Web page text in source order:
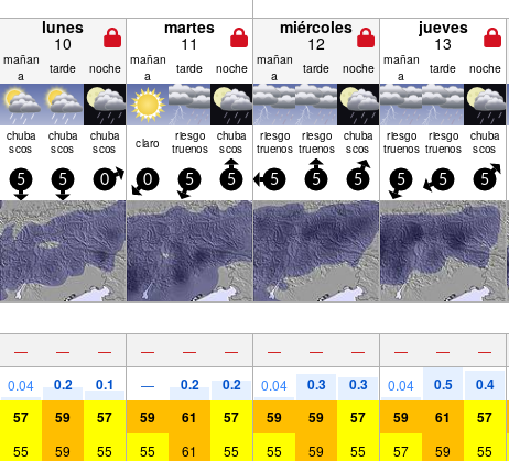
lunes
10
martes
11
miércoles
12
jueves
13
mañan
a
tarde noche mañan
a
tarde noche mañan
a
tarde noche mañan
a
tarde noche
chuba
scos
chuba
scos
chuba
scos claro riesgo
truenos
chuba
scos
riesgo
truenos
riesgo
truenos
chuba
scos
riesgo
truenos
riesgo
truenos
chuba
scos
5 5 0 0 5 5 5 5 5 5 5 5
— — — — — — — — — — — —
0.04 0.2 0.1 — 0.2 0.2 0.04 0.3 0.3 0.04 0.5 0.4
57 59 57 59 61 57 59 59 57 59 61 57
55 59 55 55 61 55 55 59 55 57 59 55